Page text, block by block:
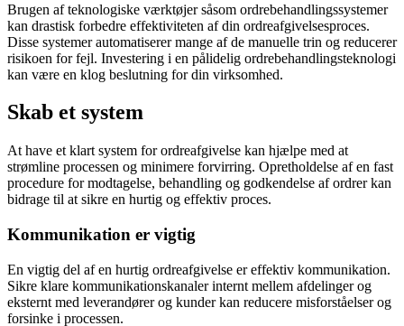
Brugen af ​​teknologiske værktøjer såsom ordrebehandlingssystemer
kan drastisk forbedre effektiviteten af din ordreafgivelsesproces.
Disse systemer automatiserer mange af de manuelle trin og reducerer
risikoen for fejl. Investering i en pålidelig ordrebehandlingsteknologi
kan være en klog beslutning for din virksomhed.
Skab et system
At have et klart system for ordreafgivelse kan hjælpe med at
strømline processen og minimere forvirring. Opretholdelse af en fast
procedure for modtagelse, behandling og godkendelse af ordrer kan
bidrage til at sikre en hurtig og effektiv proces.
Kommunikation er vigtig
En vigtig del af en hurtig ordreafgivelse er effektiv kommunikation.
Sikre klare kommunikationskanaler internt mellem afdelinger og
eksternt med leverandører og kunder kan reducere misforståelser og
forsinke i processen.